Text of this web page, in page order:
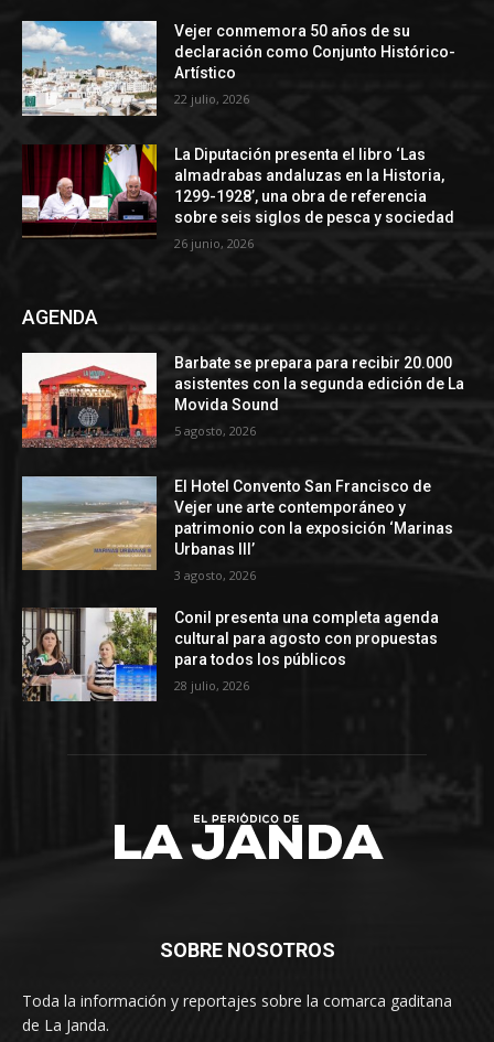
Vejer conmemora 50 años de su
declaración como Conjunto Histórico-
Artístico
22 julio, 2026
La Diputación presenta el libro ‘Las
almadrabas andaluzas en la Historia,
1299-1928’, una obra de referencia
sobre seis siglos de pesca y sociedad
26 junio, 2026
AGENDA
Barbate se prepara para recibir 20.000
asistentes con la segunda edición de La
Movida Sound
5 agosto, 2026
El Hotel Convento San Francisco de
Vejer une arte contemporáneo y
patrimonio con la exposición ‘Marinas
Urbanas III’
3 agosto, 2026
Conil presenta una completa agenda
cultural para agosto con propuestas
para todos los públicos
28 julio, 2026
SOBRE NOSOTROS
Toda la información y reportajes sobre la comarca gaditana
de La Janda.